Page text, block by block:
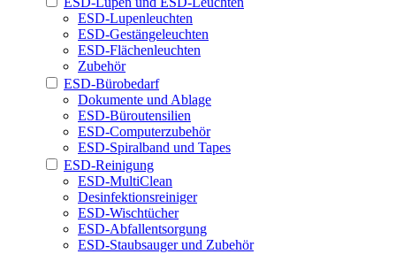
ESD-Lupenleuchten
ESD-Gestängeleuchten
ESD-Flächenleuchten
Zubehör
ESD-Bürobedarf
Dokumente und Ablage
ESD-Büroutensilien
ESD-Computerzubehör
ESD-Spiralband und Tapes
ESD-Reinigung
ESD-MultiClean
Desinfektionsreiniger
ESD-Wischtücher
ESD-Abfallentsorgung
ESD-Staubsauger und Zubehör